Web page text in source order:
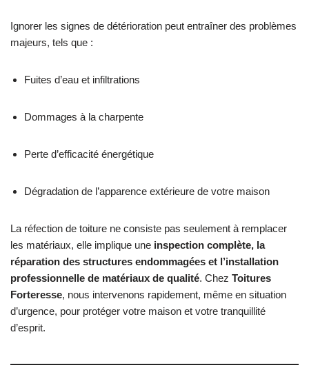
Ignorer les signes de détérioration peut entraîner des problèmes
majeurs, tels que :
Fuites d’eau et infiltrations
Dommages à la charpente
Perte d’efficacité énergétique
Dégradation de l’apparence extérieure de votre maison
La réfection de toiture ne consiste pas seulement à remplacer
les matériaux, elle implique une inspection complète, la
réparation des structures endommagées et l’installation
professionnelle de matériaux de qualité. Chez Toitures
Forteresse, nous intervenons rapidement, même en situation
d’urgence, pour protéger votre maison et votre tranquillité
d’esprit.